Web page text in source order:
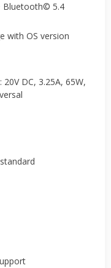
Bluetooth© 5.4
with OS version
20V DC, 3.25A, 65W,